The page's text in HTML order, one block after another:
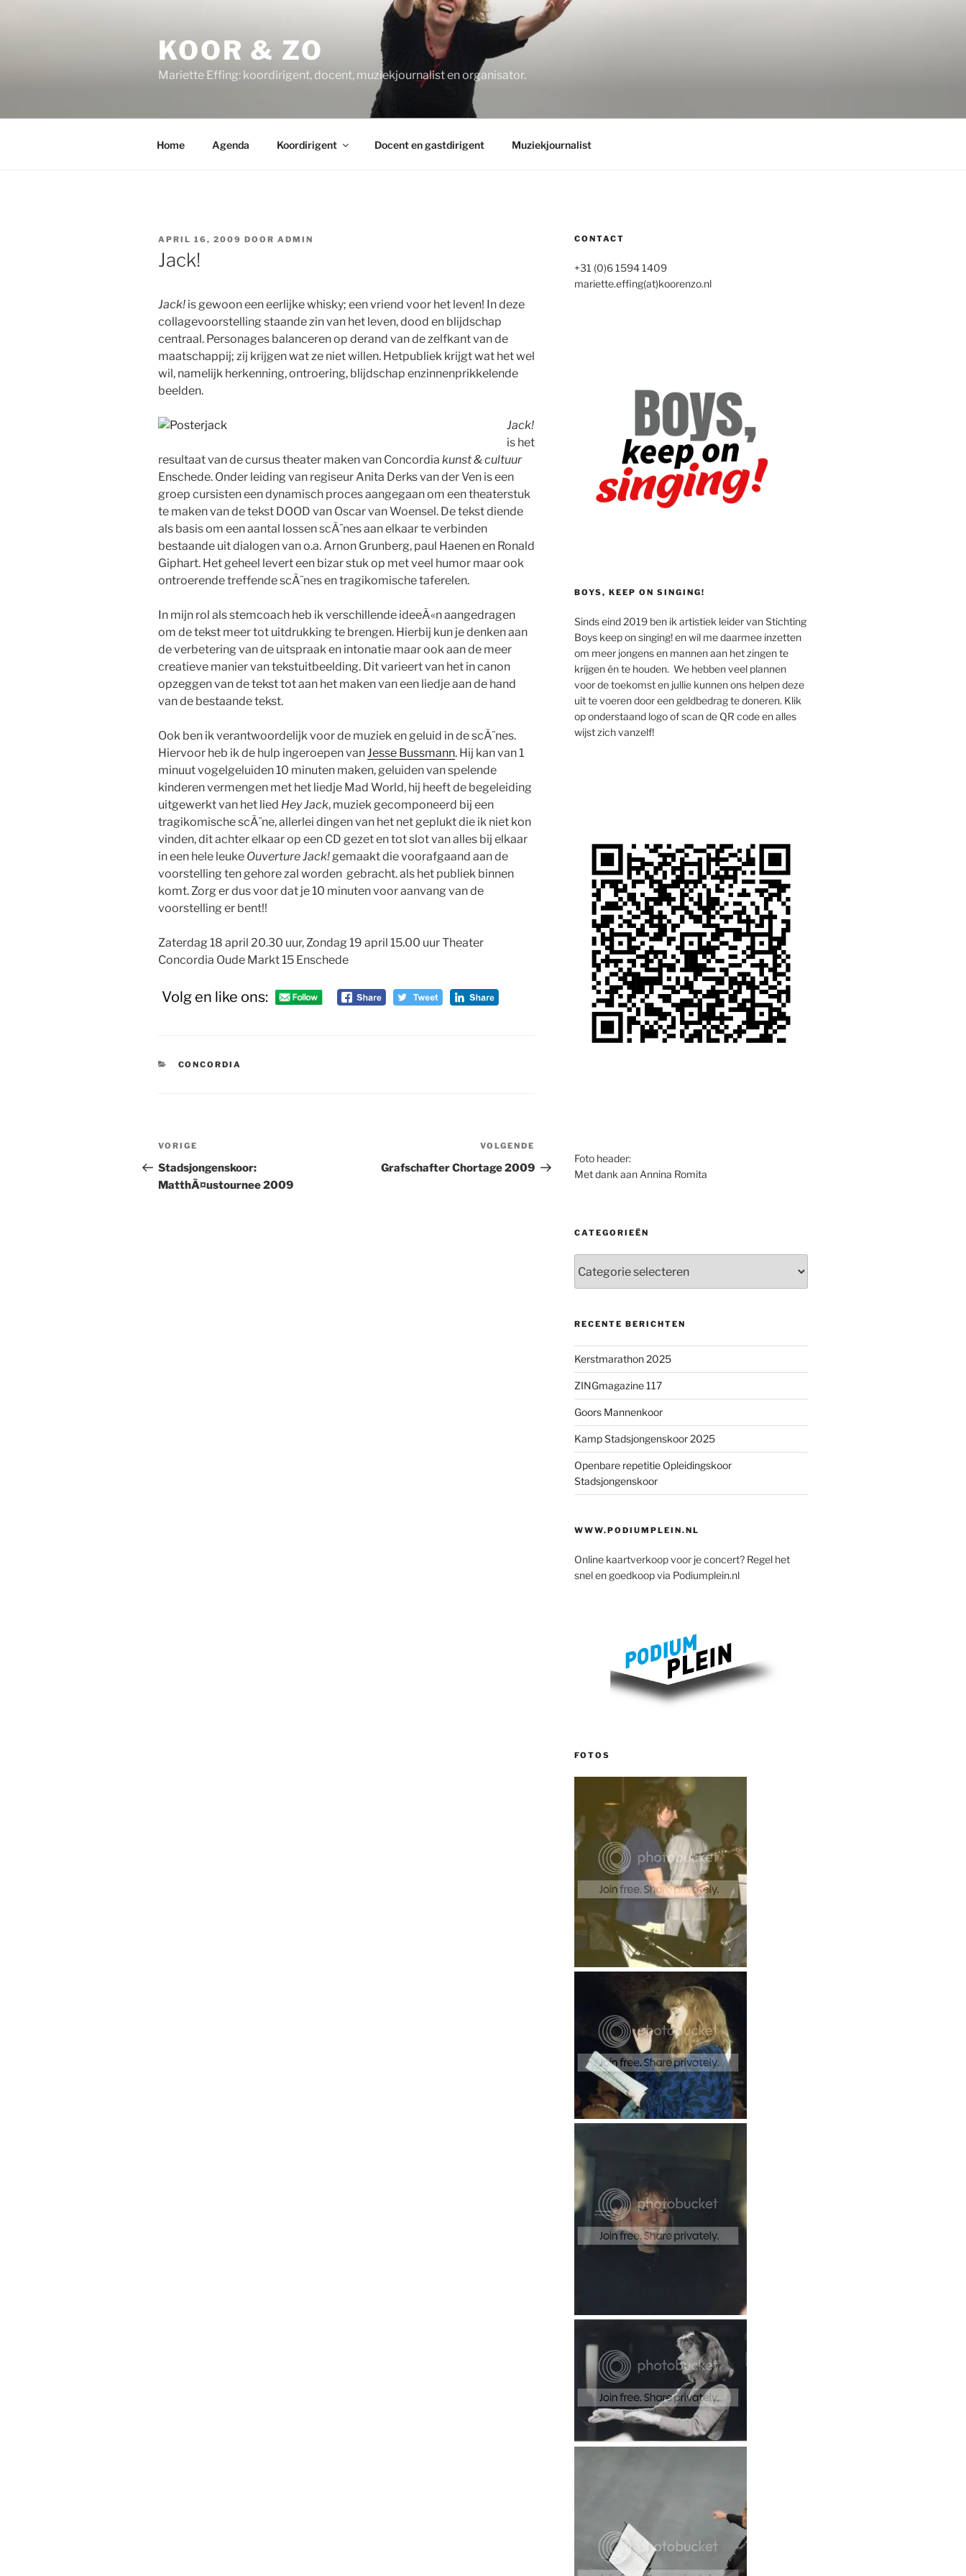
KOOR & ZO
Mariette Effing: koordirigent, docent, muziekjournalist en organisator.
Home Agenda Koordirigent Docent en gastdirigent Muziekjournalist
GEPLAATST
OP
APRIL 16, 2009 DOOR ADMIN
Jack!
Jack! is gewoon een eerlijke whisky; een vriend voor het leven! In deze
collagevoorstelling staande zin van het leven, dood en blijdschap
centraal. Personages balanceren op derand van de zelfkant van de
maatschappij; zij krijgen wat ze niet willen. Hetpubliek krijgt wat het wel
wil, namelijk herkenning, ontroering, blijdschap enzinnenprikkelende
beelden.
Jack!
is het
resultaat van de cursus theater maken van Concordia kunst & cultuur
Enschede. Onder leiding van regiseur Anita Derks van der Ven is een
groep cursisten een dynamisch proces aangegaan om een theaterstuk
te maken van de tekst DOOD van Oscar van Woensel. De tekst diende
als basis om een aantal lossen scÃ¨nes aan elkaar te verbinden
bestaande uit dialogen van o.a. Arnon Grunberg, paul Haenen en Ronald
Giphart. Het geheel levert een bizar stuk op met veel humor maar ook
ontroerende treffende scÃ¨nes en tragikomische taferelen.
In mijn rol als stemcoach heb ik verschillende ideeÃ«n aangedragen
om de tekst meer tot uitdrukking te brengen. Hierbij kun je denken aan
de verbetering van de uitspraak en intonatie maar ook aan de meer
creatieve manier van tekstuitbeelding. Dit varieert van het in canon
opzeggen van de tekst tot aan het maken van een liedje aan de hand
van de bestaande tekst.
Ook ben ik verantwoordelijk voor de muziek en geluid in de scÃ¨nes.
Hiervoor heb ik de hulp ingeroepen vanJesse Bussmann. Hij kan van 1
minuut vogelgeluiden 10 minuten maken, geluiden van spelende
kinderen vermengen met het liedje Mad World, hij heeft de begeleiding
uitgewerkt van het lied Hey Jack, muziek gecomponeerd bij een
tragikomische scÃ¨ne, allerlei dingen van het net geplukt die ik niet kon
vinden, dit achter elkaar op een CD gezet en tot slot van alles bij elkaar
in een hele leuke Ouverture Jack!gemaakt die voorafgaand aan de
voorstelling ten gehore zal worden gebracht. als het publiek binnen
komt. Zorg er dus voor dat je 10 minuten voor aanvang van de
voorstelling er bent!!
Zaterdag 18 april 20.30 uur, Zondag 19 april 15.00 uur Theater
Concordia Oude Markt 15 Enschede
Volg en like ons:
CATEGORIEËN
CONCORDIA
Bericht
navigatie
Vorig
bericht
VORIGE
Stadsjongenskoor:
MatthÃ¤ustournee 2009
bericht
VOLGENDE
Grafschafter Chortage 2009
CONTACT
+31 (0)6 1594 1409
mariette.effing(at)koorenzo.nl
BOYS, KEEP ON SINGING!
Sinds eind 2019 ben ik artistiek leider van Stichting
Boys keep on singing! en wil me daarmee inzetten
om meer jongens en mannen aan het zingen te
krijgen én te houden. We hebben veel plannen
voor de toekomst en jullie kunnen ons helpen deze
uit te voeren door een geldbedrag te doneren. Klik
op onderstaand logo of scan de QR code en alles
wijst zich vanzelf!
Foto header:
Met dank aan Annina Romita
CATEGORIEËN
RECENTE BERICHTEN
Kerstmarathon 2025
ZINGmagazine 117
Goors Mannenkoor
Kamp Stadsjongenskoor 2025
Openbare repetitie Opleidingskoor
Stadsjongenskoor
WWW.PODIUMPLEIN.NL
Online kaartverkoop voor je concert? Regel het
snel en goedkoop via Podiumplein.nl
FOTOS